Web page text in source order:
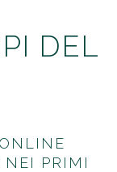
DEL
NEI PRIMI